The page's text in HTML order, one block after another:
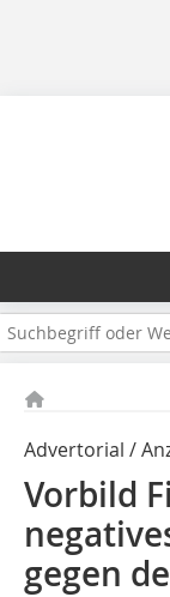
Advertorial /
Vorbild
gegen